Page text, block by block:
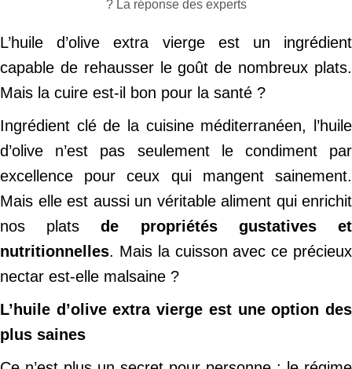
? La réponse des experts
L’huile d’olive extra vierge est un ingrédient
capable de rehausser le goût de nombreux plats.
Mais la cuire est-il bon pour la santé ?
Ingrédient clé de la cuisine méditerranéen, l’huile
d’olive n’est pas seulement le condiment par
excellence pour ceux qui mangent sainement.
Mais elle est aussi un véritable aliment qui enrichit
nos platsde propriétés gustatives et
nutritionnelles. Mais la cuisson avec ce précieux
nectar est-elle malsaine ?
L’huile d’olive extra vierge est une option des
plus saines